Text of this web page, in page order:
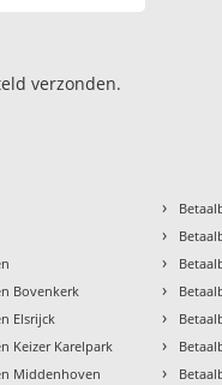
verzonden.
Bovenkerk
Elsrijck
Keizer Karelpark
Middenhoven
›
›
›
›
›
›
›